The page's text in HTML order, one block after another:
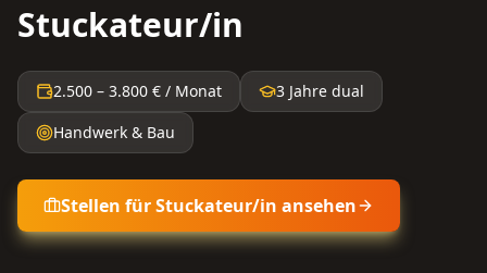
Stuckateur/in
2.500 – 3.800 € / Monat
3 Jahre dual
Handwerk & Bau
Stellen fürStuckateur/in ansehen